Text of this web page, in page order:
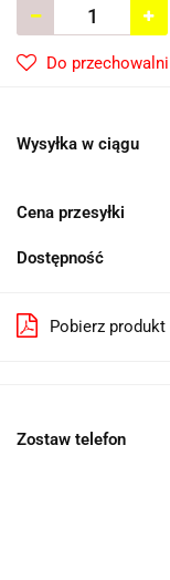
Do przechowalni
Wysyłka w ciągu
Cena przesyłki
Dostępność
Pobierz produkt
Zostaw telefon